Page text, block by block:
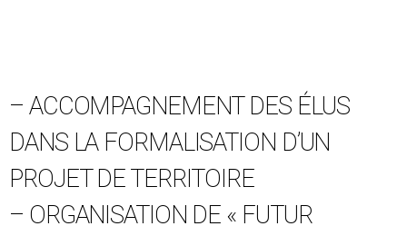
– ACCOMPAGNEMENT DES ÉLUS
DANS LA FORMALISATION D’UN
PROJET DE TERRITOIRE
– ORGANISATION DE « FUTUR